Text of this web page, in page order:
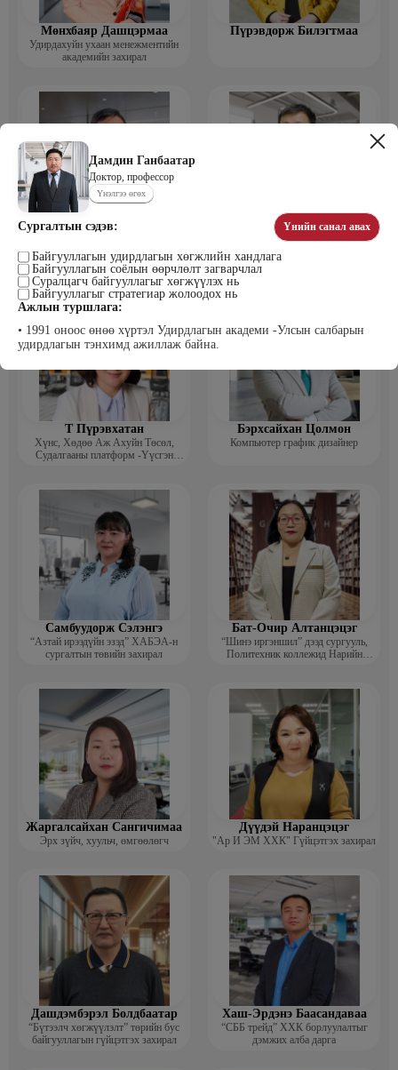
Дамдин Ганбаатар
Доктор, профессор
Үнэлгээ өгөх
Сургалтын сэдэв: Үнийн санал авах
Байгууллагын удирдлагын хөгжлийн хандлага
Байгууллагын соёлын өөрчлөлт загварчлал
Суралцагч байгууллагыг хөгжүүлэх нь
Байгууллагыг стратегиар жолоодох нь
Ажлын туршлага:
• 1991 оноос өнөө хүртэл Удирдлагын академи -Улсын салбарын
удирдлагын тэнхимд ажиллаж байна.
Мөнхбаяр Дашцэрмаа
Удирдахуйн ухаан менежментийн
академийн захирал
Пүрэвдорж Билэгтмаа
Мөнгөнрейс Пүрэвдорж
Багш
Өлзийсайхан Золбаяр
Эрдэнэт үйлдвэрийн хүний нөөцийн
тэргүүлэх мэргэжилтэн
Т Пүрэвхатан
Хүнс, Хөдөө Аж Ахуйн Төсөл,
Судалгааны платформ -Үүсгэн
Бэрхсайхан Цолмон
Компьютер график дизайнер
Самбуудорж Сэлэнгэ
“Азтай ирээдүйн эзэд” ХАБЭА-н
сургалтын төвийн захирал
Бат-Очир Алтанцэцэг
“Шинэ иргэншил” дээд сургууль,
Политехник коллежид Нарийн
багш
Жаргалсайхан Сангичимаа
Эрх зүйч, хуульч, өмгөөлөгч
Дүүдэй Наранцэцэг
"Ар И ЭМ ХХК" Гүйцэтгэх захирал
Дашдэмбэрэл Болдбаатар
“Бүтээлч хөгжүүлэлт” төрийн бус
байгууллагын гүйцэтгэх захирал
Хаш-Эрдэнэ Баасандаваа
“СББ трейд” ХХК борлуулалтыг
дэмжих алба дарга